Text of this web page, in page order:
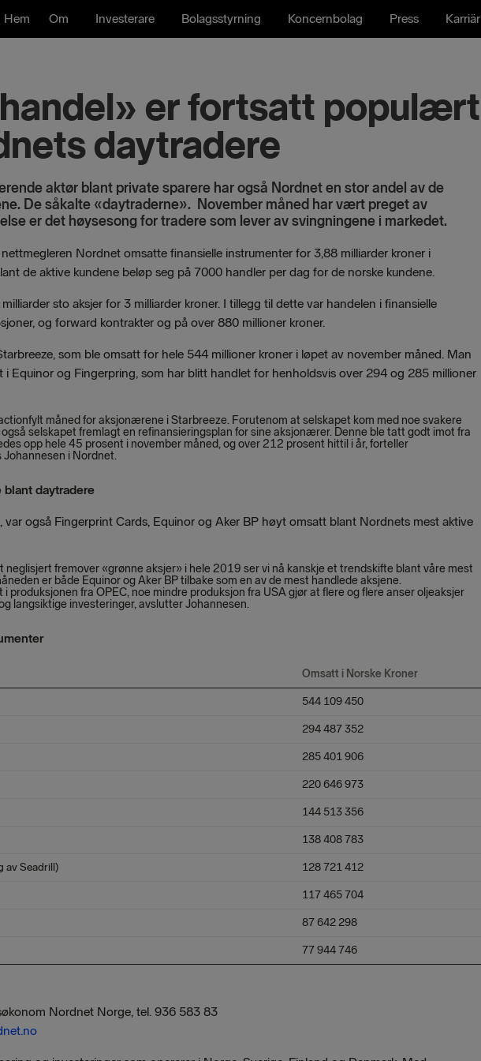
Hem Om Investerare Bolagsstyrning Koncernbolag Press Karriär
er fortsatt populært
daytradere
aktør blant private sparere har også Nordnet en stor andel av de
De såkalte «daytraderne». November måned har vært preget av
er det høysesong for tradere som lever av svingningene i markedet.
Nordnet omsatte finansielle instrumenter for 3,88 milliarder kroner i
de aktive kundene beløp seg på 7000 handler per dag for de norske kundene.
sto aksjer for 3 milliarder kroner. I tillegg til dette var handelen i finansielle
og forward kontrakter og på over 880 millioner kroner.
som ble omsatt for hele 544 millioner kroner i løpet av november måned. Man
i Equinor og Fingerpring, som har blitt handlet for henholdsvis over 294 og 285 millioner
måned for aksjonærene i Starbreeze. Forutenom at selskapet kom med noe svakere
selskapet fremlagt en refinansieringsplan for sine aksjonærer. Denne ble tatt godt imot fra
opp hele 45 prosent i november måned, og over 212 prosent hittil i år, forteller
i Nordnet.
daytradere
også Fingerprint Cards, Equinor og Aker BP høyt omsatt blant Nordnets mest aktive
fremover «grønne aksjer» i hele 2019 ser vi nå kanskje et trendskifte blant våre mest
er både Equinor og Aker BP tilbake som en av de mest handlede aksjene.
produksjonen fra OPEC, noe mindre produksjon fra USA gjør at flere og flere anser oljeaksjer
langsiktige investeringer, avslutter Johannesen.
Omsatt i Norske Kroner
544 109 450
294 487 352
285 401 906
220 646 973
144 513 356
138 408 783
av Seadrill) 128 721 412
117 465 704
87 642 298
77 944 746
Nordnet Norge, tel. 936 583 83